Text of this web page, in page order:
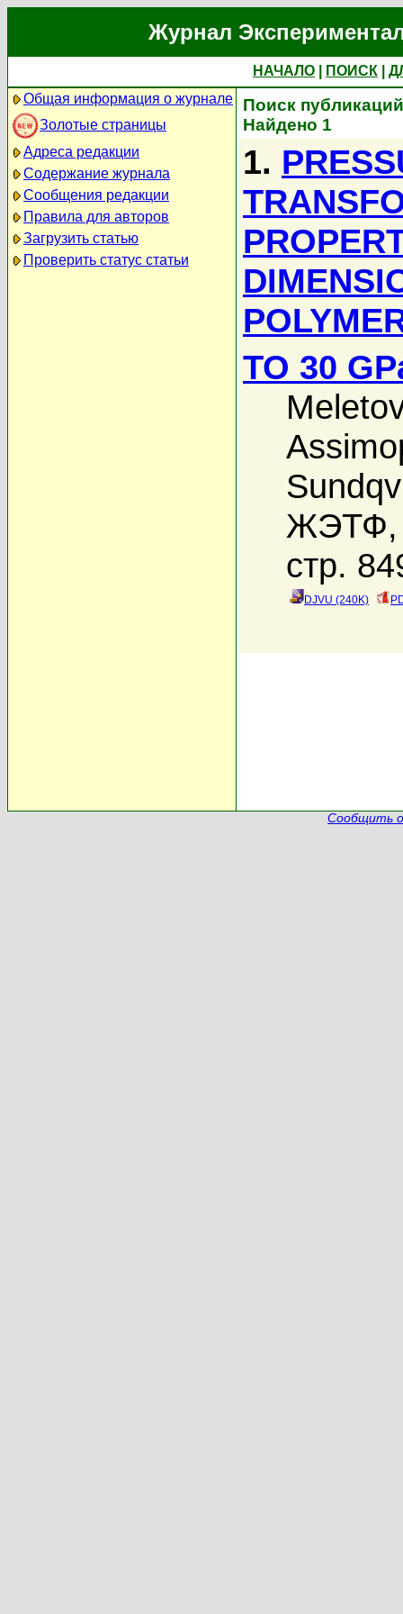
Журнал
НАЧАЛО ПОИСК
Общая информация о журнале
Золотые страницы
Адреса редакции
Содержание журнала
Сообщения редакции
Правила для авторов
Загрузить статью
Проверить статус статьи
Поиск
Найдено 1
1.
TO 30
ЖЭТФ,
стр.
DJVU (240K)
Сообщить о